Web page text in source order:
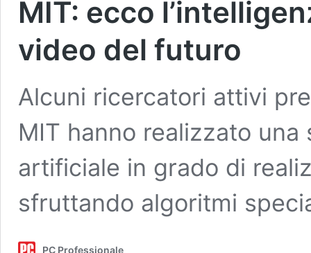
MIT: ecco
video del futuro
Alcuni ricercatori attivi
MIT hanno realizzato
artificiale in grado di
sfruttando algoritmi
PC Professionale